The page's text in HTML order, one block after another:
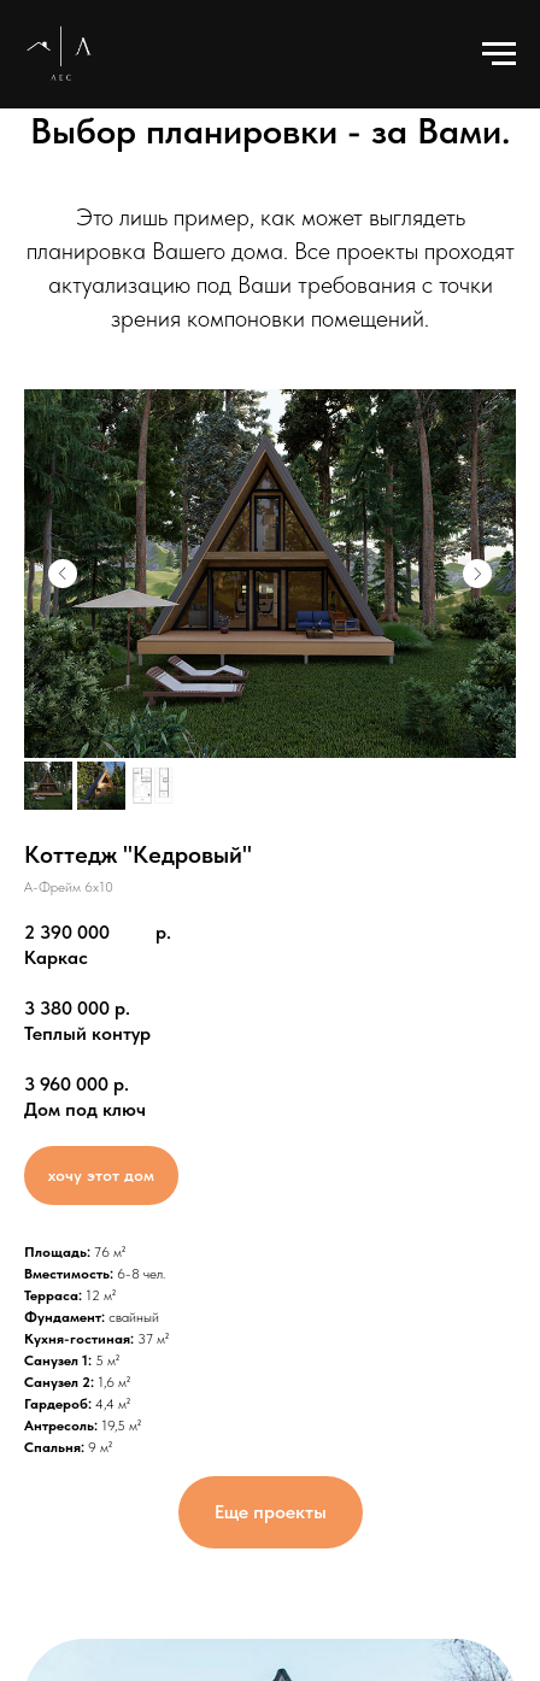
Выбор планировки - за Вами.
Это лишь пример, как может выглядеть
планировка Вашего дома. Все проекты проходят
актуализацию под Ваши требования с точки
зрения компоновки помещений.
Коттедж "Кедровый"
А-Фрейм 6x10
2 390 000
Каркас
3 380 000 р.
Теплый контур
3 960 000 р.
Дом под ключ
р.
хочу этот дом
Площадь: 76 м²
Вместимость: 6-8 чел.
Терраса: 12 м²
Фундамент: свайный
Кухня-гостиная: 37 м²
Санузел 1: 5 м²
Санузел 2: 1,6 м²
Гардероб: 4,4 м²
Антресоль: 19,5 м²
Спальня: 9 м²
Еще проекты